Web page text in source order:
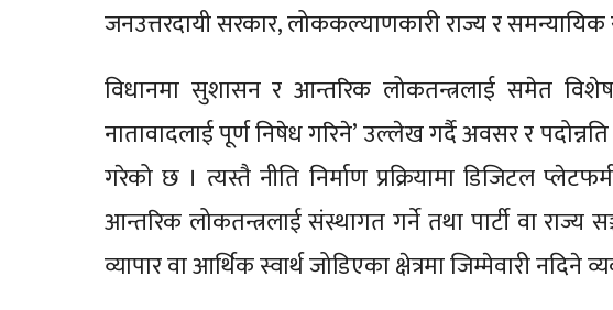
जनउत्तरदायी सरकार, लोककल्याणकारी राज्य र
विधानमा सुशासन र आन्तरिक लोकतन्त्रलाई समेत विशेष
नातावादलाई पूर्ण निषेध गरिने’ उल्लेख गर्दै अवसर र
गरेको छ । त्यस्तै नीति निर्माण प्रक्रियामा डिजिटल
आन्तरिक लोकतन्त्रलाई संस्थागत गर्ने तथा पार्टी वा राज्य
व्यापार वा आर्थिक स्वार्थ जोडिएका क्षेत्रमा जिम्मेवारी नदिने